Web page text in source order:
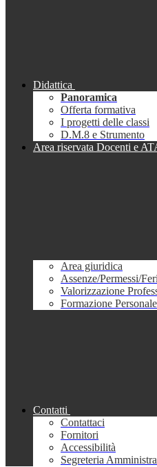
Didattica
Panoramica
Offerta formativa
I progetti delle classi
D.M.8 e Strumento
Area riservata Docenti e
Area giuridica
Assenze/Permessi/
Valorizzazione
Formazione
Contatti
Contattaci
Fornitori
Accessibilità
Segreteria